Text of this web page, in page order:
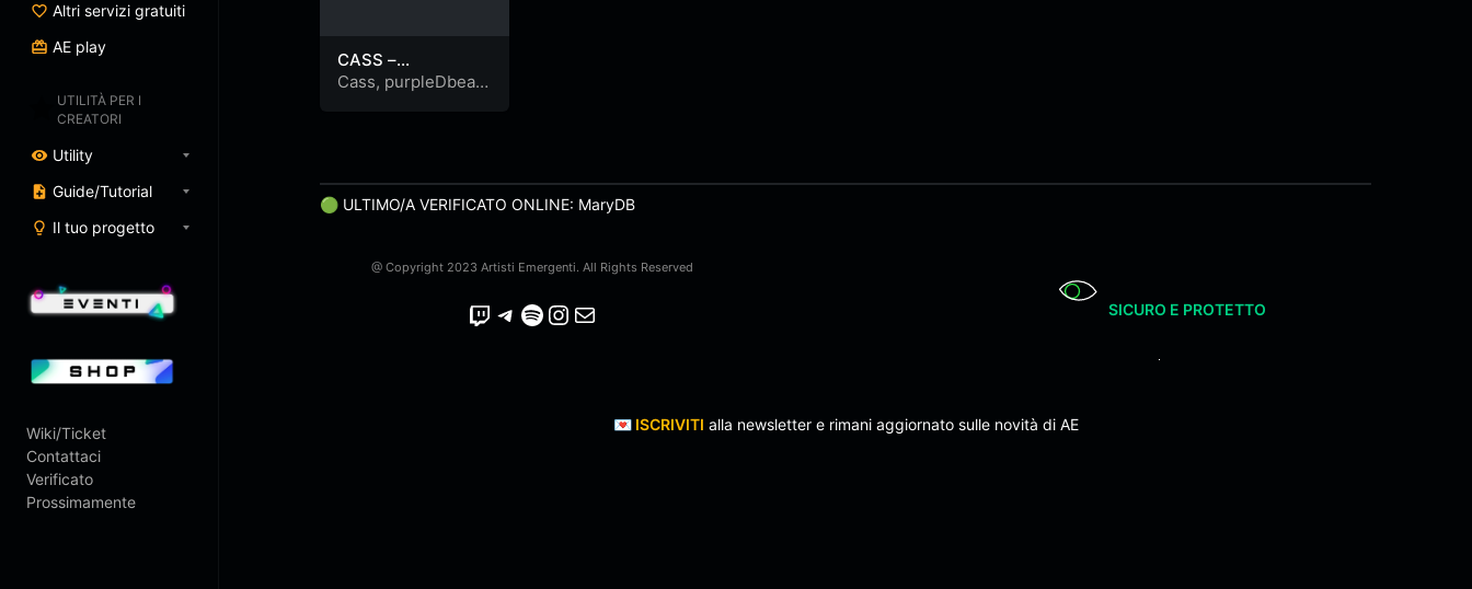
Altri servizi gratuiti
AE play
UTILITÀ PER I
CREATORI
Utility
Guide/Tutorial
Il tuo progetto
Wiki/Ticket
Contattaci
Verificato
Prossimamente
CASS –
INCASSTRATO EP
Cass, purpleDbeatz
🟢 ULTIMO/A VERIFICATO ONLINE: MaryDB
@ Copyright 2023 Artisti Emergenti. All Rights Reserved
Twitch Telegram Spotify Instagram Email SICURO E PROTETTO
💌 ISCRIVITI alla newsletter e rimani aggiornato sulle novità di AE